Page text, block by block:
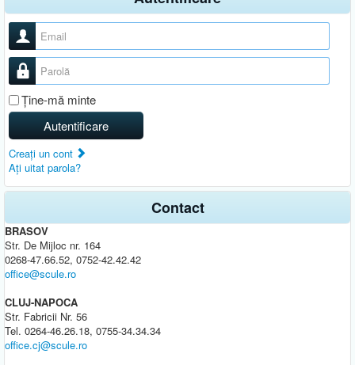
Nume utilizator
Parolă
Ţine-mă minte
Autentificare
Creaţi un cont
Aţi uitat parola?
Contact
BRASOV
Str. De Mijloc nr. 164
0268-47.66.52, 0752-42.42.42
office@scule.ro
CLUJ-NAPOCA
Str. Fabricii Nr. 56
Tel. 0264-46.26.18, 0755-34.34.34
office.cj@scule.ro